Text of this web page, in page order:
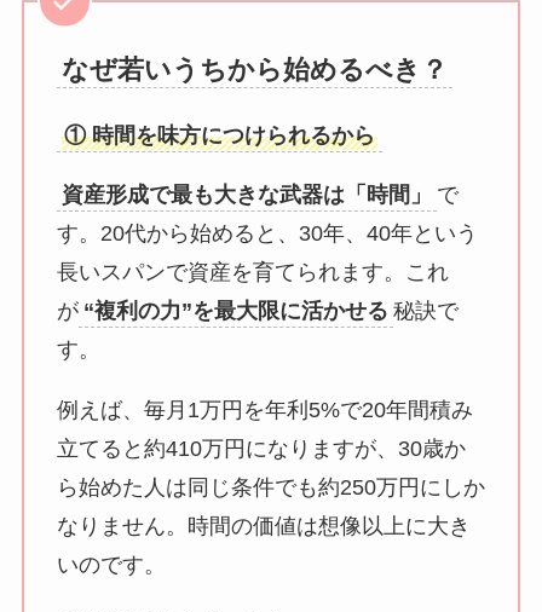
なぜ若いうちから始めるべき？
① 時間を味方につけられるから
資産形成で最も大きな武器は「時間」
で
す。20代から始めると、30年、40年という
長いスパンで資産を育てられます。これ
が “複利の力”を最大限に活かせる 秘訣で
す。
例えば、毎月1万円を年利5%で20年間積み
立てると約410万円になりますが、30歳か
ら始めた人は同じ条件でも約250万円にしか
なりません。時間の価値は想像以上に大き
いのです。